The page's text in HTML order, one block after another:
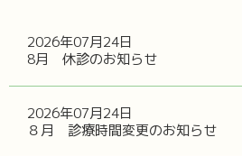
2026年07月24日
8月 休診のお知らせ
2026年07月24日
８月 診療時間変更のお知らせ